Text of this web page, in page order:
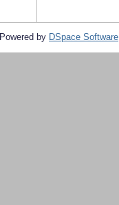
Powered by DSpace Software